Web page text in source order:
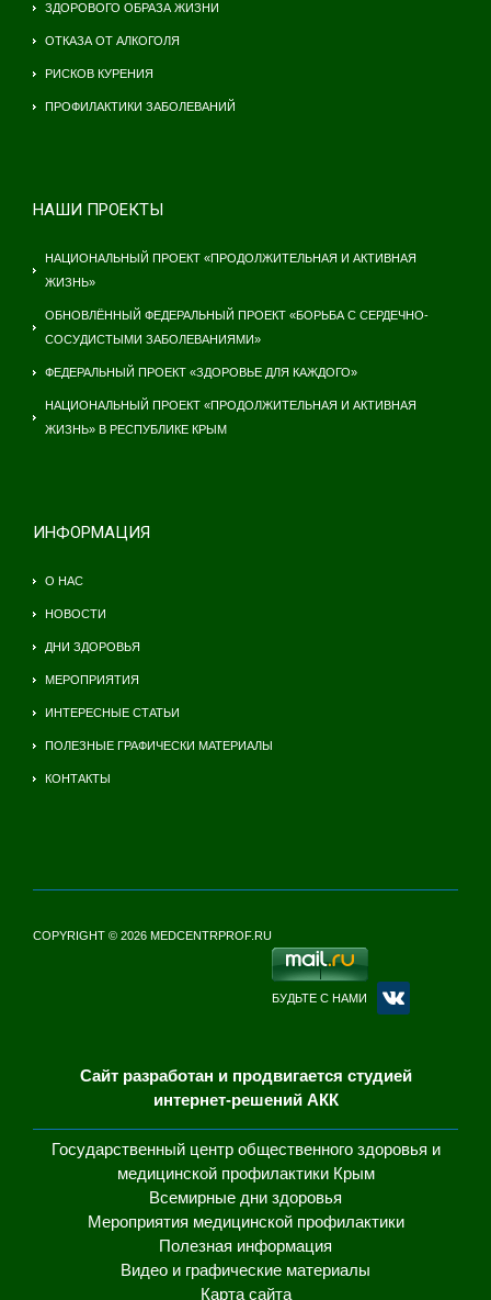
ЗДОРОВОГО ОБРАЗА ЖИЗНИ
ОТКАЗА ОТ АЛКОГОЛЯ
РИСКОВ КУРЕНИЯ
ПРОФИЛАКТИКИ ЗАБОЛЕВАНИЙ
НАШИ ПРОЕКТЫ
НАЦИОНАЛЬНЫЙ ПРОЕКТ «ПРОДОЛЖИТЕЛЬНАЯ И АКТИВНАЯ
ЖИЗНЬ»
ОБНОВЛЁННЫЙ ФЕДЕРАЛЬНЫЙ ПРОЕКТ «БОРЬБА С СЕРДЕЧНО-
СОСУДИСТЫМИ ЗАБОЛЕВАНИЯМИ»
ФЕДЕРАЛЬНЫЙ ПРОЕКТ «ЗДОРОВЬЕ ДЛЯ КАЖДОГО»
НАЦИОНАЛЬНЫЙ ПРОЕКТ «ПРОДОЛЖИТЕЛЬНАЯ И АКТИВНАЯ
ЖИЗНЬ» В РЕСПУБЛИКЕ КРЫМ
ИНФОРМАЦИЯ
О НАС
НОВОСТИ
ДНИ ЗДОРОВЬЯ
МЕРОПРИЯТИЯ
ИНТЕРЕСНЫЕ СТАТЬИ
ПОЛЕЗНЫЕ ГРАФИЧЕСКИ МАТЕРИАЛЫ
КОНТАКТЫ
COPYRIGHT © 2026 MEDCENTRPROF.RU
БУДЬТЕ С НАМИ
Сайт разработан и продвигается студией
интернет-решений АКК
Государственный центр общественного здоровья и
медицинской профилактики Крым
Всемирные дни здоровья
Мероприятия медицинской профилактики
Полезная информация
Видео и графические материалы
Карта сайта